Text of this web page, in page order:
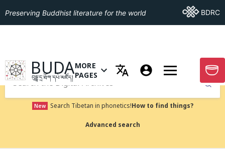
Preserving Buddhist literature for the world Go ToBDRC
GO TO HOMEPAGE
BUDA
བུདྡྷ་དྲ་ཐོག་དཔེ་མཛོད།
OPEN MENU OF MORE PAGES
MORE
PAGES
GO
Submit
New Search Tibetan in phonetics!How to find things?
Advanced search